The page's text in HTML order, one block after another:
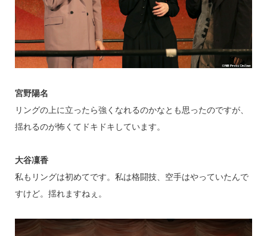
宮野陽名
リングの上に立ったら強くなれるのかなとも思ったのですが、
揺れるのが怖くてドキドキしています。
大谷凜香
私もリングは初めてです。私は格闘技、空手はやっていたんで
すけど。揺れますねぇ。